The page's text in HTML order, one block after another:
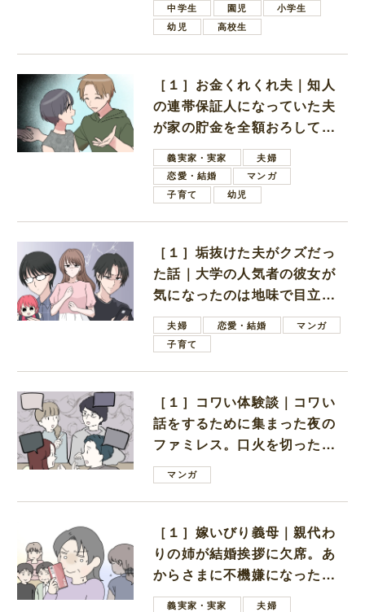
中学生
園児
小学生
幼児
高校生
［１］お金くれくれ夫｜知人
の連帯保証人になっていた夫
が家の貯金を全額おろしてほ
しいと言ってきた
義実家・実家
夫婦
恋愛・結婚
マンガ
子育て
幼児
［１］垢抜けた夫がクズだっ
た話｜大学の人気者の彼女が
気になったのは地味で目立た
ない男子学生
夫婦 恋愛・結婚
マンガ
子育て
［１］コワい体験談｜コワい
話をするために集まった夜の
ファミレス。口火を切ったの
は電車好きの男の子ママ
マンガ
［１］嫁いびり義母｜親代わ
りの姉が結婚挨拶に欠席。あ
からさまに不機嫌になった義
母義実家・実家
夫婦